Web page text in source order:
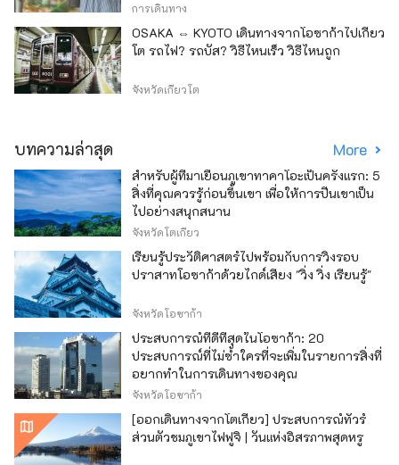
การเดินทาง
OSAKA ⇔ KYOTO เดินทางจากโอซาก้าไปเกียว
โต รถไฟ? รถบัส? วิธีไหนเร็ว วิธีไหนถูก
จังหวัดเกียวโต
บทความล่าสุด More
สำหรับผู้ที่มาเยือนภูเขาทาคาโอะเป็นครั้งแรก: 5
สิ่งที่คุณควรรู้ก่อนขึ้นเขา เพื่อให้การปีนเขาเป็น
ไปอย่างสนุกสนาน
จังหวัดโตเกียว
เรียนรู้ประวัติศาสตร์ไปพร้อมกับการวิ่งรอบ
ปราสาทโอซาก้าด้วยไกด์เสียง "วิ่ง วิ่ง เรียนรู้"
จังหวัดโอซาก้า
ประสบการณ์ที่ดีที่สุดในโอซาก้า: 20
ประสบการณ์ที่ไม่ซ้ำใครที่จะเพิ่มในรายการสิ่งที่
อยากทำในการเดินทางของคุณ
จังหวัดโอซาก้า
[ออกเดินทางจากโตเกียว] ประสบการณ์ทัวร์
ส่วนตัวชมภูเขาไฟฟูจิ | วันแห่งอิสรภาพสุดหรู